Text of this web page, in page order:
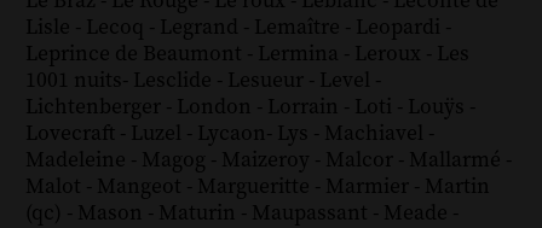
Lisle - Lecoq - Legrand - Lemaître - Leopardi -
Leprince de Beaumont - Lermina - Leroux - Les
1001 nuits- Lesclide - Lesueur - Level -
Lichtenberger - London - Lorrain - Loti - Louÿs -
Lovecraft - Luzel - Lycaon- Lys - Machiavel -
Madeleine - Magog - Maizeroy - Malcor - Mallarmé -
Malot - Mangeot - Margueritte - Marmier - Martin
(qc) - Mason - Maturin - Maupassant - Meade -